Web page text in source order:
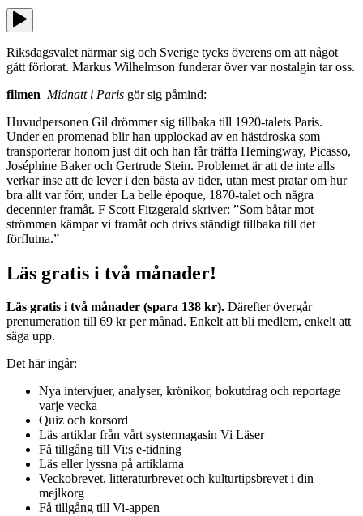
Riksdagsvalet närmar sig och Sverige tycks överens om att något
gått förlorat. Markus Wilhelmson funderar över var nostalgin tar oss.
filmen Midnatt i Paris gör sig påmind:
Huvudpersonen Gil drömmer sig tillbaka till 1920-talets Paris.
Under en promenad blir han upplockad av en hästdroska som
transporterar honom just dit och han får träffa Hemingway, Picasso,
Joséphine Baker och Gertrude Stein. Problemet är att de inte alls
verkar inse att de lever i den bästa av tider, utan mest pratar om hur
bra allt var förr, under La belle époque, 1870-talet och några
decennier framåt. F Scott Fitzgerald skriver: ”Som båtar mot
strömmen kämpar vi framåt och drivs ständigt tillbaka till det
förflutna.”
Läs gratis i två månader!
Läs gratis i två månader (spara 138 kr). Därefter övergår
prenumeration till 69 kr per månad. Enkelt att bli medlem, enkelt att
säga upp.
Det här ingår:
Nya intervjuer, analyser, krönikor, bokutdrag och reportage
varje vecka
Quiz och korsord
Läs artiklar från vårt systermagasin Vi Läser
Få tillgång till Vi:s e-tidning
Läs eller lyssna på artiklarna
Veckobrevet, litteraturbrevet och kulturtipsbrevet i din
mejlkorg
Få tillgång till Vi-appen